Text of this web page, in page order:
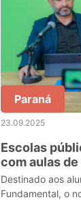
Paraná
23.09.2025
Escolas
com aulas
anos iniciais
Destinado aos
Fundamental, o